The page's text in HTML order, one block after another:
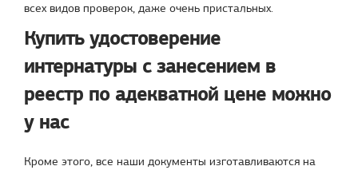
всех видов проверок, даже очень пристальных.
Купить удостоверение
интернатуры с занесением в
реестр по адекватной цене можно
у нас
Кроме этого, все наши документы изготавливаются на